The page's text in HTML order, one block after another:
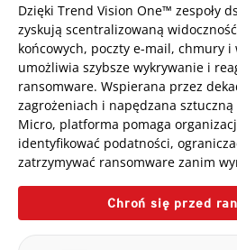
Dzięki Trend Vision One™ zespoły
zyskują scentralizowaną
końcowych, poczty e-mail, chmury
umożliwia szybsze wykrywanie i
ransomware. Wspierana przez
zagrożeniach i napędzana
Micro, platforma pomaga
identyfikować podatności,
zatrzymywać ransomware zanim
Chroń się przed